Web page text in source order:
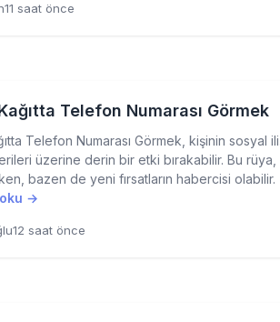
11 saat önce
Telefon Numarası Görmek
Telefon Numarası Görmek, kişinin sosyal
üzerine derin bir etki bırakabilir. Bu rüya,
bazen de yeni fırsatların habercisi olabilir.
oku →
12 saat önce